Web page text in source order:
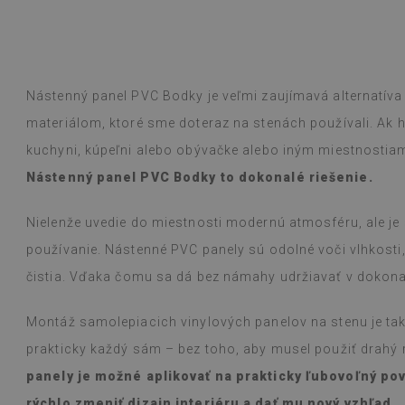
Nástenný panel PVC Bodky je veľmi zaujímavá
materiálom, ktoré sme doteraz na stenách používali. Ak
kuchyni, kúpeľni alebo obývačke alebo iným
Nástenný panel PVC Bodky to dokonalé riešenie.
Nielenže uvedie do miestnosti modernú atmosféru, ale
používanie. Nástenné PVC panely sú odolné voči
čistia. Vďaka čomu sa dá bez námahy udržiavať v
Montáž samolepiacich vinylových panelov na stenu je
prakticky každý sám – bez toho, aby musel použiť drahý
panely je možné aplikovať na prakticky ľubovoľný
jednoduchá,
efekt je
ohromený, že
prácu.
s nimi nevšimol
niečo vyleje.
(Preložené